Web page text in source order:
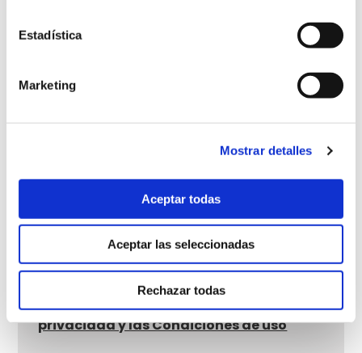
Estadística
Marketing
Mostrar detalles
Aceptar todas
Aceptar las seleccionadas
Rechazar todas
Por favor, prueba que eres humano
seleccionando elavión.
He leído y acepto laPolítica de
privacidad y las Condiciones de uso